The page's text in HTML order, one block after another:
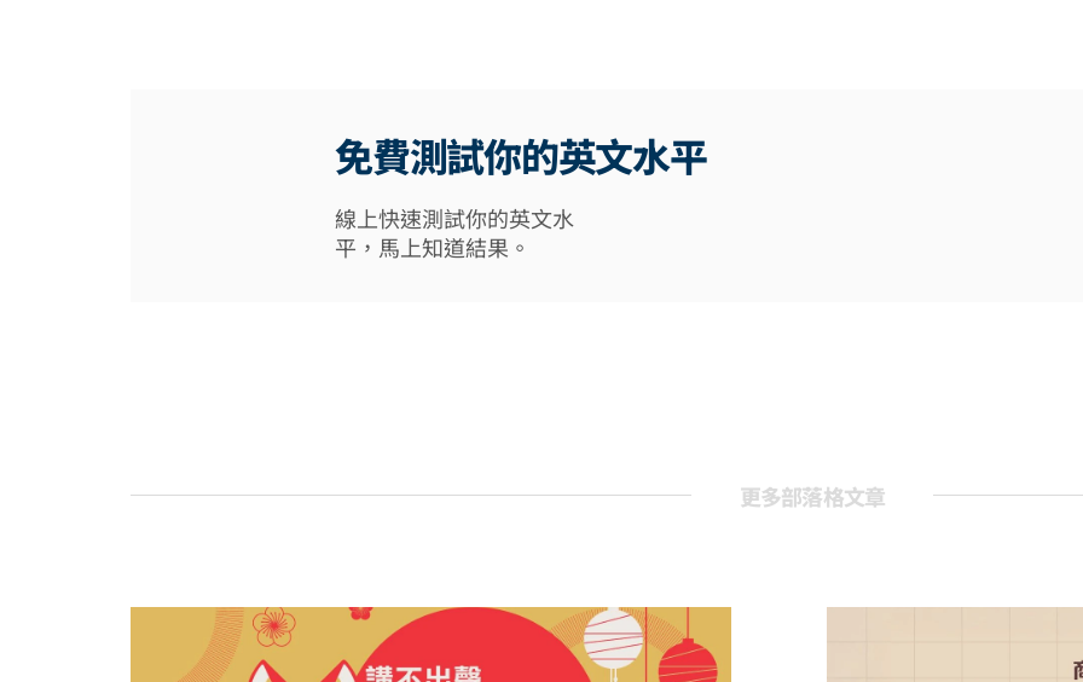
免費測試你的英文水平
線上快速測試你的英文水
平，馬上知道結果。
更多部落格文章